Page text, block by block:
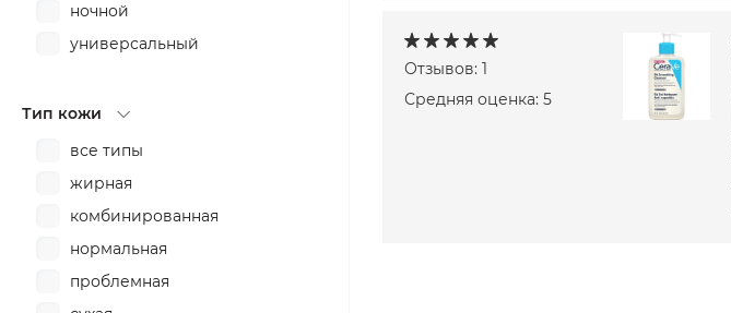
от угрей
от черных точек
пилинг
против воспалений
против пигментных пятен
разглаживание
расслабление
смягчение
ночной
универсальный
Тип кожи
все типы
жирная
комбинированная
нормальная
проблемная
Отзывов: 1
Средняя оценка: 5